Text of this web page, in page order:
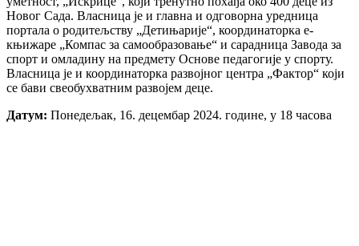
Новог Сада. Власница је и главна и одговорна уредница
портала о родитељству „Детињарије“, координаторка е-
књижаре „Компас за самообразовање“ и сарадница Завода за
спорт и омладину на предмету Основе педагогије у спорту.
Власница је и координаторка развојног центра „Фактор“ који
се бави свеобухватним развојем деце.
Датум: Понедељак, 16. децембар 2024. године, у 18 часова